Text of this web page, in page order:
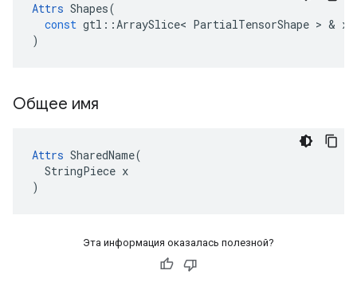
Attrs Shapes(
const gtl ::ArraySlice< PartialTensorShape > & x
)
Общее имя
Attrs SharedName(
  StringPiece x
)
Эта информация оказалась полезной?